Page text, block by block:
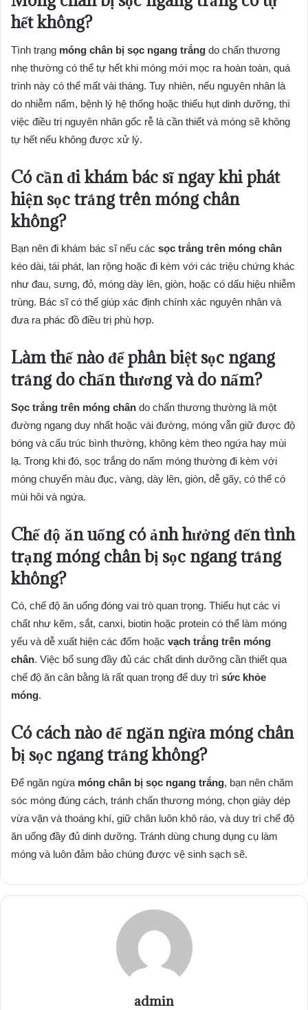
hết không?
Tình trạng móng chân bị sọc ngang trắng do chấn thương
nhẹ thường có thể tự hết khi móng mới mọc ra hoàn toàn, quá
trình này có thể mất vài tháng. Tuy nhiên, nếu nguyên nhân là
do nhiễm nấm, bệnh lý hệ thống hoặc thiếu hụt dinh dưỡng, thì
việc điều trị nguyên nhân gốc rễ là cần thiết và móng sẽ không
tự hết nếu không được xử lý.
Có cần đi khám bác sĩ ngay khi phát
hiện sọc trắng trên móng chân
không?
Bạn nên đi khám bác sĩ nếu các sọc trắng trên móng chân
kéo dài, tái phát, lan rộng hoặc đi kèm với các triệu chứng khác
như đau, sưng, đỏ, móng dày lên, giòn, hoặc có dấu hiệu nhiễm
trùng. Bác sĩ có thể giúp xác định chính xác nguyên nhân và
đưa ra phác đồ điều trị phù hợp.
Làm thế nào để phân biệt sọc ngang
trắng do chấn thương và do nấm?
Sọc trắng trên móng chân do chấn thương thường là một
đường ngang duy nhất hoặc vài đường, móng vẫn giữ được độ
bóng và cấu trúc bình thường, không kèm theo ngứa hay mùi
lạ. Trong khi đó, sọc trắng do nấm móng thường đi kèm với
móng chuyển màu đục, vàng, dày lên, giòn, dễ gãy, có thể có
mùi hôi và ngứa.
Chế độ ăn uống có ảnh hưởng đến tình
trạng móng chân bị sọc ngang trắng
không?
Có, chế độ ăn uống đóng vai trò quan trọng. Thiếu hụt các vi
chất như kẽm, sắt, canxi, biotin hoặc protein có thể làm móng
yếu và dễ xuất hiện các đốm hoặc vạch trắng trên móng
chân. Việc bổ sung đầy đủ các chất dinh dưỡng cần thiết qua
chế độ ăn cân bằng là rất quan trọng để duy trì sức khỏe
móng.
Có cách nào để ngăn ngừa móng chân
bị sọc ngang trắng không?
Để ngăn ngừa móng chân bị sọc ngang trắng, bạn nên chăm
sóc móng đúng cách, tránh chấn thương móng, chọn giày dép
vừa vặn và thoáng khí, giữ chân luôn khô ráo, và duy trì chế độ
ăn uống đầy đủ dinh dưỡng. Tránh dùng chung dụng cụ làm
móng và luôn đảm bảo chúng được vệ sinh sạch sẽ.
admin